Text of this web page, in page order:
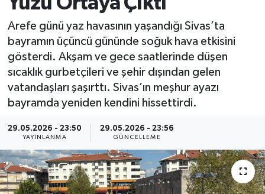
Arefe günü yaz havasının yaşandığı Sivas’ta
bayramın üçüncü gününde soğuk hava etkisini
gösterdi. Akşam ve gece saatlerinde düşen
sıcaklık gurbetçileri ve şehir dışından gelen
vatandaşları şaşırttı. Sivas’ın meşhur ayazı
bayramda yeniden kendini hissettirdi.
29.05.2026 - 23:50
YAYINLANMA
29.05.2026 - 23:56
GÜNCELLEME
MAGAZİN
ÖZEL HABER
RESMİ İLANLAR
SAĞLIK
SİYASET
SOSYAL YARDIMLAR